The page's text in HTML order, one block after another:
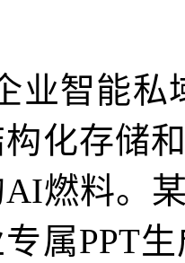
业智能
化存储
燃料。
属PPT